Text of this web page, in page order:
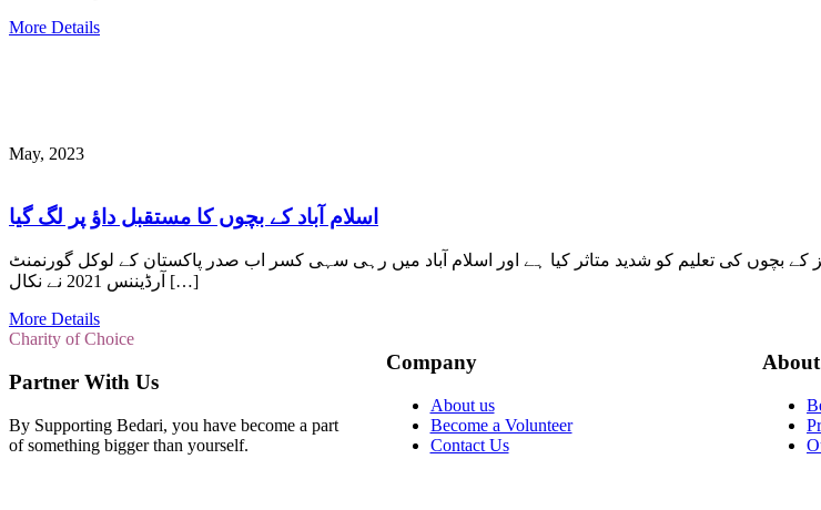
More Details
May, 2023
اسلام آباد کے بچوں کا مستقبل داؤ پر لگ گیا
کے بچوں کی تعلیم کو شدید متاثر کیا ہے اور اسلام آباد میں رہی سہی کسر اب صدر پاکستان کے لوکل گورنمنٹ
آرڈیننس 2021 نے نکال […]
More Details
Charity of Choice
Partner With Us
By Supporting Bedari, you have become a part
of something bigger than yourself.
Company
About us
Become a Volunteer
Contact Us